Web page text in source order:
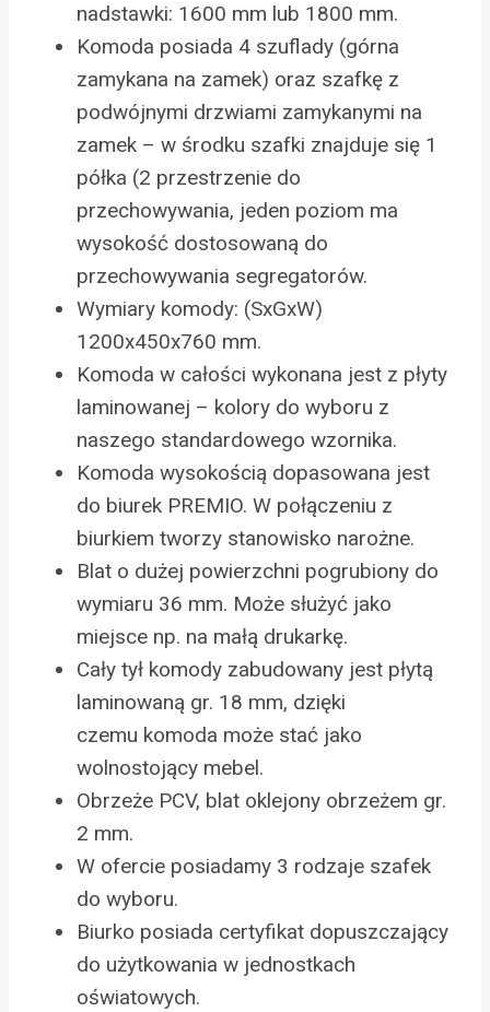
nadstawki: 1600 mm lub 1800 mm.
Komoda posiada 4 szuflady (górna
zamykana na zamek) oraz szafkę z
podwójnymi drzwiami zamykanymi na
zamek – w środku szafki znajduje się 1
półka (2 przestrzenie do
przechowywania, jeden poziom ma
wysokość dostosowaną do
przechowywania segregatorów.
Wymiary komody: (SxGxW)
1200x450x760 mm.
Komoda w całości wykonana jest z płyty
laminowanej – kolory do wyboru z
naszego standardowego wzornika.
Komoda wysokością dopasowana jest
do biurek PREMIO. W połączeniu z
biurkiem tworzy stanowisko narożne.
Blat o dużej powierzchni pogrubiony do
wymiaru 36 mm. Może służyć jako
miejsce np. na małą drukarkę.
Cały tył komody zabudowany jest płytą
laminowaną gr. 18 mm, dzięki
czemu komoda może stać jako
wolnostojący mebel.
Obrzeże PCV, blat oklejony obrzeżem gr.
2 mm.
W ofercie posiadamy 3 rodzaje szafek
do wyboru.
Biurko posiada certyfikat dopuszczający
do użytkowania w jednostkach
oświatowych.